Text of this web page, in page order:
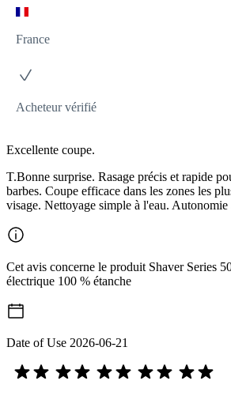
France
Acheteur vérifié
Excellente coupe.
T.Bonne surprise. Rasage précis et rapide
barbes. Coupe efficace dans les zones les
visage. Nettoyage simple à l'eau. Autonomie
Cet avis concerne le produit Shaver Series
électrique 100 % étanche
Date of Use 2026-06-21